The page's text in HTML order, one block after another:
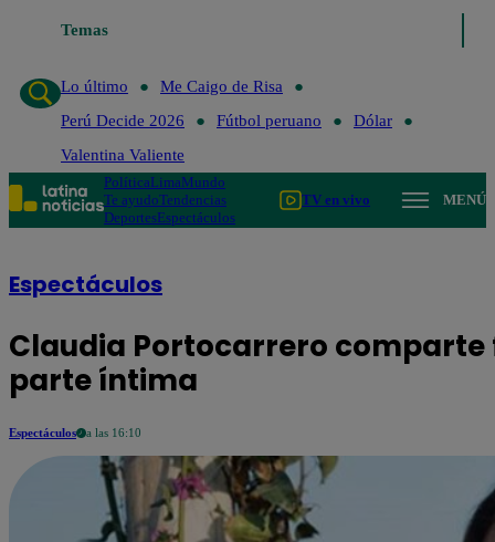
Temas
Lo último
Me Caigo de Risa
Perú Decide 2026
Fútbol peruano
Dólar
Valentina Valiente
PolíticaLimaMundo
Te ayudoTendencias
DeportesEspectáculos
TV en vivo MENÚ
Espectáculos
Claudia Portocarrero
parte íntima
Espectáculos a las 16:10